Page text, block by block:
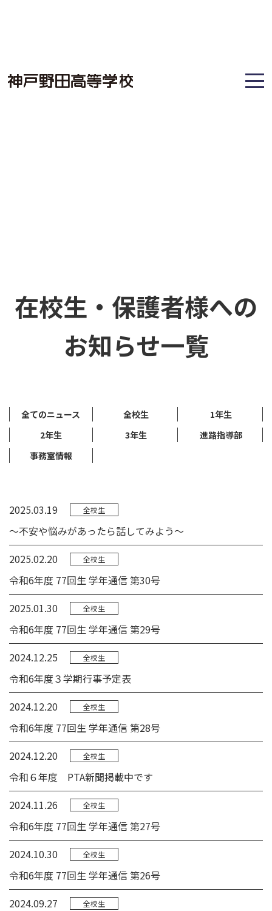
在校生・保護者様への
お知らせ一覧
全てのニュース 全校生
1年生
2年生
3年生
進路指導部
事務室情報
2025.03.19 全校生
～不安や悩みがあったら話してみよう～
2025.02.20
全校生
令和6年度 77回生 学年通信 第30号
2025.01.30
全校生
令和6年度 77回生 学年通信 第29号
2024.12.25
全校生
令和6年度３学期行事予定表
2024.12.20
全校生
令和6年度 77回生 学年通信 第28号
2024.12.20
全校生
令和６年度 PTA新聞掲載中です
2024.11.26
全校生
令和6年度 77回生 学年通信 第27号
2024.10.30
全校生
令和6年度 77回生 学年通信 第26号
2024.09.27
全校生